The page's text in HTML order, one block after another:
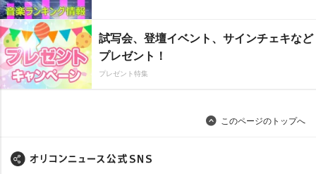
試写会、登壇イベント、サインチェキなど
プレゼント！
プレゼント特集
このページのトップへ